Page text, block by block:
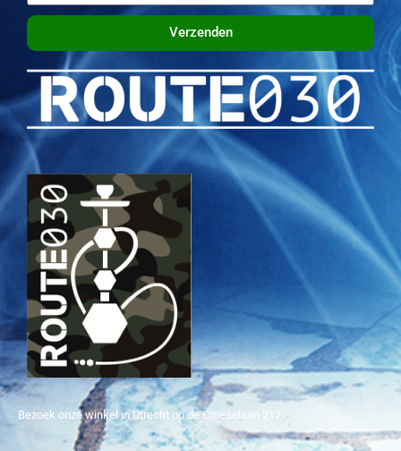
Verzenden
Bezoek onze winkel in Utrecht op de Croeselaan 217